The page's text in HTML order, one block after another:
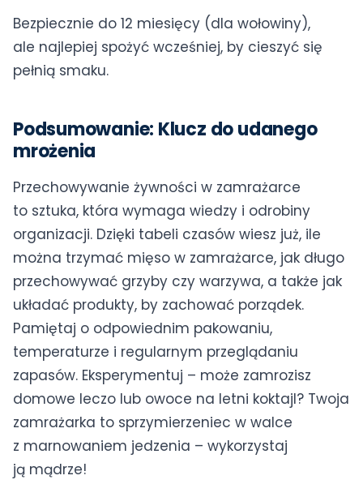
Bezpiecznie do 12 miesięcy (dla wołowiny),
ale najlepiej spożyć wcześniej, by cieszyć się
pełnią smaku.
Podsumowanie: Klucz do udanego
mrożenia
Przechowywanie żywności w zamrażarce
to sztuka, która wymaga wiedzy i odrobiny
organizacji. Dzięki tabeli czasów wiesz już, ile
można trzymać mięso w zamrażarce, jak długo
przechowywać grzyby czy warzywa, a także jak
układać produkty, by zachować porządek.
Pamiętaj o odpowiednim pakowaniu,
temperaturze i regularnym przeglądaniu
zapasów. Eksperymentuj – może zamrozisz
domowe leczo lub owoce na letni koktajl? Twoja
zamrażarka to sprzymierzeniec w walce
z marnowaniem jedzenia – wykorzystaj
ją mądrze!